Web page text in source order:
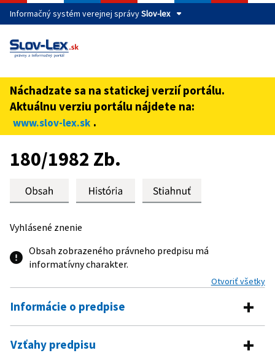
Informačný systém verejnej správySlov-lex
Táto stránka je zabezpečená
cez zabezpečenú webovú stránku verejnej správy SR.
Zabezpečená stránka vždy začína https:// pred názvom
domény webového sídla.
Náchadzate sa na statickej verzií portálu.
Aktuálnu verziu portálu nájdete na:
www.slov-lex.sk .
Preskoč na obsah
180/1982 Zb.
Vyhlásené znenie
Obsah zobrazeného právneho predpisu má
informatívny charakter.
Otvoriť všetky
Informácie o predpise
Číslo predpisu:
180/1982 Zb.
Vzťahy predpisu